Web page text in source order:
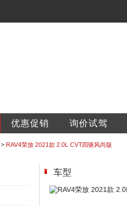
优惠促销 询价试驾
> RAV4荣放 2021款 2.0L CVT四驱风尚版
车型